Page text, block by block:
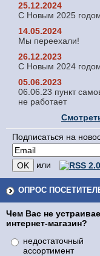
25.12.2024
С Новым 2025
14.05.2024
Мы переехали!
26.12.2023
С Новым 2024
05.06.2023
06.06.23 пункт
не работает
Подписаться на
или
ОПРОС
Чем Вас не
интернет-магазин?
недостаточный
ассортимент